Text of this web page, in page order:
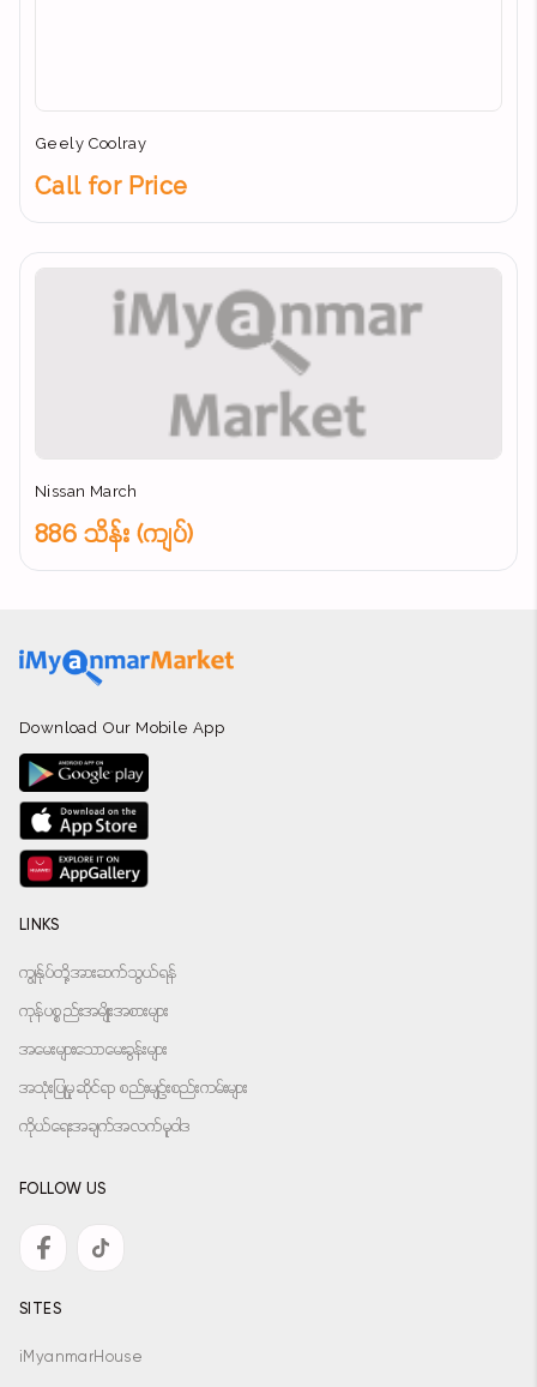
Geely Coolray
Call for Price
Nissan March
886 သိန်း (ကျပ်)
Download Our Mobile App
LINKS
ကျွန်ုပ်တို့အားဆက်သွယ်ရန်
ကုန်ပစ္စည်းအမျိုးအစားများ
အမေးများသောမေးခွန်းများ
အသုံးပြုမှုဆိုင်ရာ စည်းမျဉ်းစည်းကမ်းများ
ကိုယ်ရေးအချက်အလက်မူဝါဒ
FOLLOW US
SITES
iMyanmarHouse